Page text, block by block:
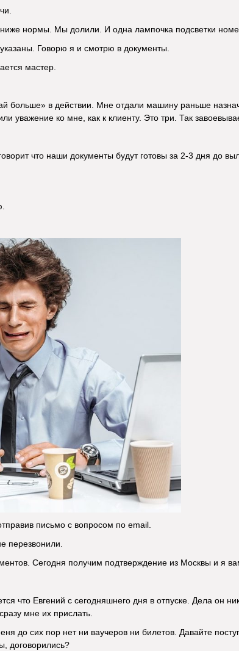
нормы. Мы долили. И одна лампочка подсветки
Говорю я и смотрю в документы.
мастер.
в действии. Мне отдали машину раньше
уважение ко мне, как к клиенту. Это три. Так
что наши документы будут готовы за 2-3 дня до
письмо с вопросом по email.
перезвонили.
Сегодня получим подтверждение из Москвы и я
что Евгений с сегодняшнего дня в отпуске. Дела он
мне их прислать.
до сих пор нет ни ваучеров ни билетов. Давайте
договорились?